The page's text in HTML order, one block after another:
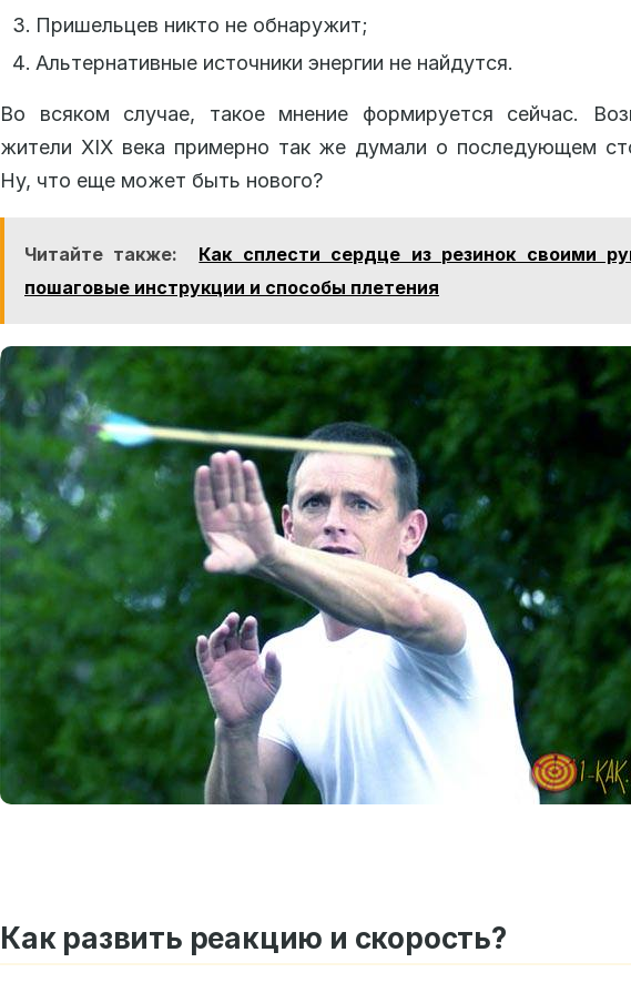
Пришельцев никто не обнаружит;
Альтернативные источники энергии не найдутся.
Во всяком случае, такое мнение формируется сейчас.
жители XIX века примерно так же думали о последующем
Ну, что еще может быть нового?
Читайте также:
Как сплести сердце из резинок своими
пошаговые инструкции и способы плетения
Как развить реакцию и скорость?